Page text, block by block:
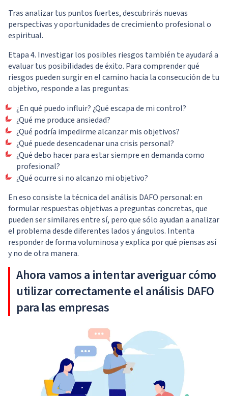
Tras analizar tus puntos fuertes, descubrirás nuevas
perspectivas y oportunidades de crecimiento profesional o
espiritual.
Etapa 4. Investigar los posibles riesgos también te ayudará a
evaluar tus posibilidades de éxito. Para comprender qué
riesgos pueden surgir en el camino hacia la consecución de tu
objetivo, responde a las preguntas:
¿En qué puedo influir? ¿Qué escapa de mi control?
¿Qué me produce ansiedad?
¿Qué podría impedirme alcanzar mis objetivos?
¿Qué puede desencadenar una crisis personal?
¿Qué debo hacer para estar siempre en demanda como
profesional?
¿Qué ocurre si no alcanzo mi objetivo?
En eso consiste la técnica del análisis DAFO personal: en
formular respuestas objetivas a preguntas concretas, que
pueden ser similares entre sí, pero que sólo ayudan a analizar
el problema desde diferentes lados y ángulos. Intenta
responder de forma voluminosa y explica por qué piensas así
y no de otra manera.
Ahora vamos a intentar averiguar cómo
utilizar correctamente el análisis DAFO
para las empresas